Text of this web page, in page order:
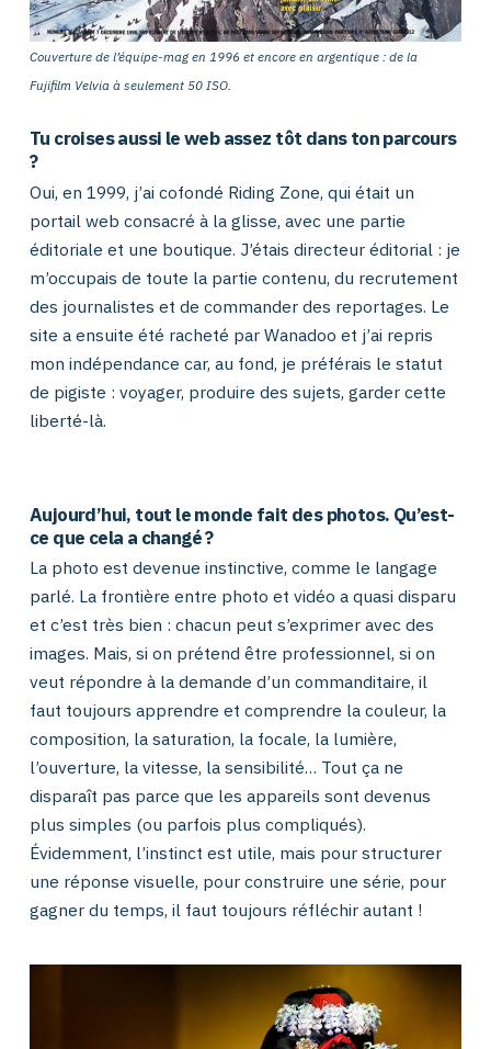
Couverture de l’équipe-mag en 1996 et encore en argentique : de la
Fujifilm Velvia à seulement 50 ISO.
Tu croises aussi le web assez tôt dans ton parcours
?
Oui, en 1999, j’ai cofondé Riding Zone, qui était un
portail web consacré à la glisse, avec une partie
éditoriale et une boutique. J’étais directeur éditorial : je
m’occupais de toute la partie contenu, du recrutement
des journalistes et de commander des reportages. Le
site a ensuite été racheté par Wanadoo et j’ai repris
mon indépendance car, au fond, je préférais le statut
de pigiste : voyager, produire des sujets, garder cette
liberté-là.
Aujourd’hui, tout le monde fait des photos. Qu’est-
ce que cela a changé ?
La photo est devenue instinctive, comme le langage
parlé. La frontière entre photo et vidéo a quasi disparu
et c’est très bien : chacun peut s’exprimer avec des
images. Mais, si on prétend être professionnel, si on
veut répondre à la demande d’un commanditaire, il
faut toujours apprendre et comprendre la couleur, la
composition, la saturation, la focale, la lumière,
l’ouverture, la vitesse, la sensibilité… Tout ça ne
disparaît pas parce que les appareils sont devenus
plus simples (ou parfois plus compliqués).
Évidemment, l’instinct est utile, mais pour structurer
une réponse visuelle, pour construire une série, pour
gagner du temps, il faut toujours réfléchir autant !